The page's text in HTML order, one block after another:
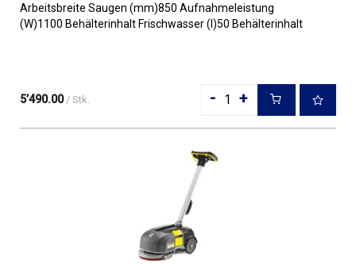
Arbeitsbreite Saugen (mm)850 Aufnahmeleistung
(W)1100 Behälterinhalt Frischwasser (l)50 Behälterinhalt
- +
5’490.00 / Stk.